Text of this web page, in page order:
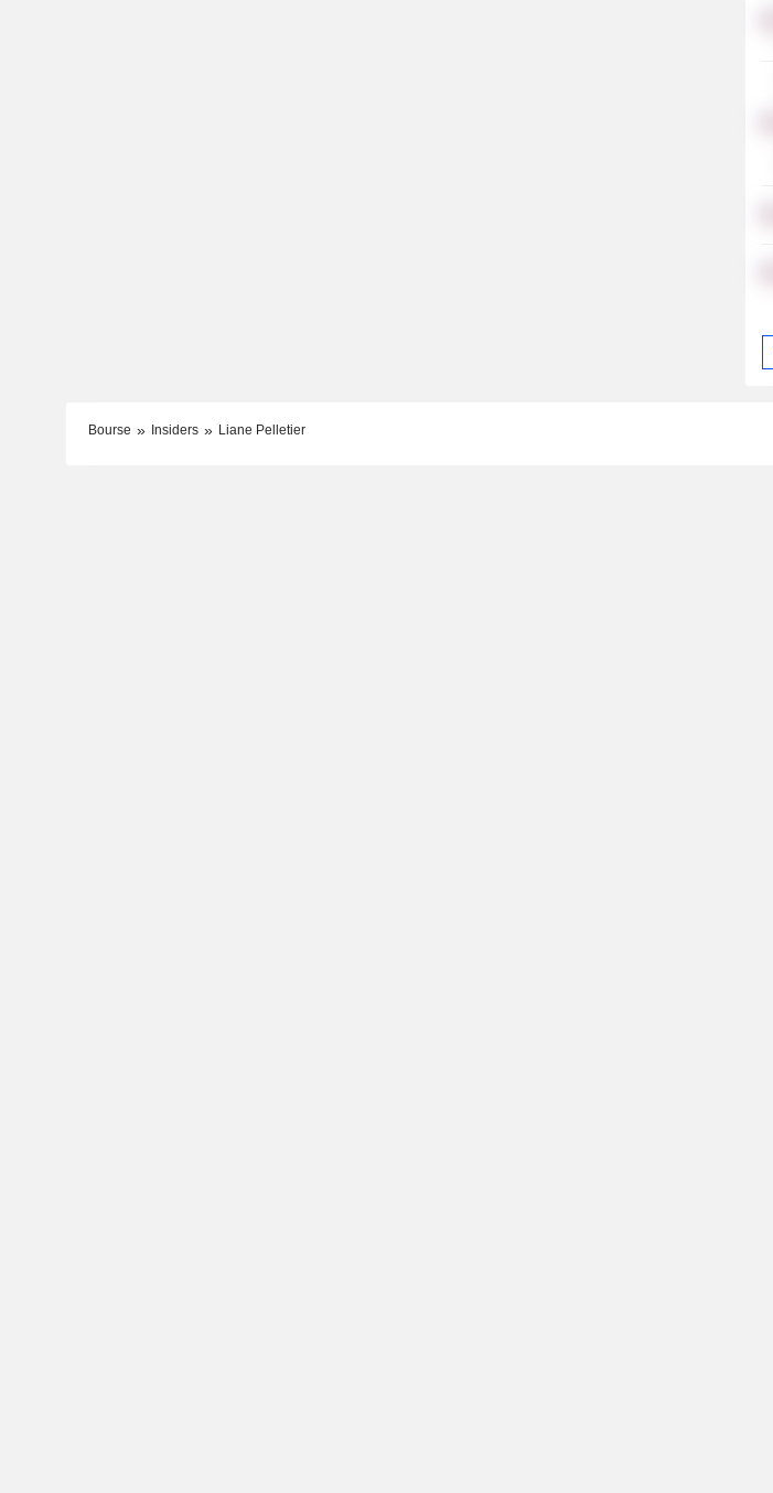
Bourse Insiders Liane Pelletier